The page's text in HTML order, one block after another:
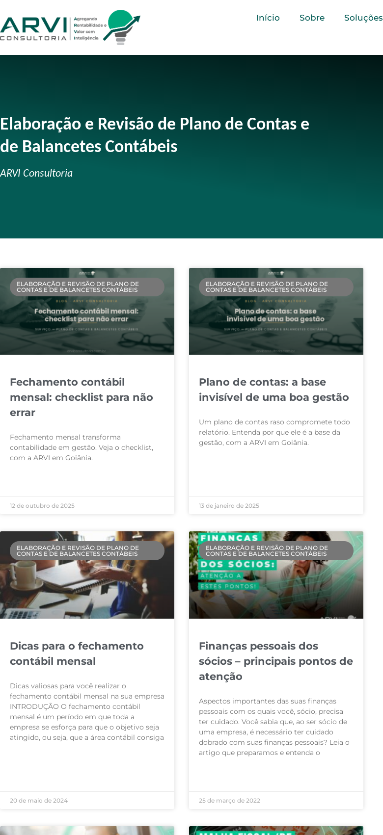
Início Sobre Soluções
Elaboração e Revisão de Plano de Contas e
de Balancetes Contábeis
ARVI Consultoria
ELABORAÇÃO E REVISÃO DE PLANO DE
CONTAS E DE BALANCETES CONTÁBEIS
Fechamento contábil
mensal: checklist para não
errar
Fechamento mensal transforma
contabilidade em gestão. Veja o checklist,
com a ARVI em Goiânia.
12 de outubro de 2025
ELABORAÇÃO E REVISÃO DE PLANO DE
CONTAS E DE BALANCETES CONTÁBEIS
Plano de contas: a base
invisível de uma boa gestão
Um plano de contas raso compromete todo
relatório. Entenda por que ele é a base da
gestão, com a ARVI em Goiânia.
13 de janeiro de 2025
ELABORAÇÃO E REVISÃO DE PLANO DE
CONTAS E DE BALANCETES CONTÁBEIS
Dicas para o fechamento
contábil mensal
Dicas valiosas para você realizar o
fechamento contábil mensal na sua empresa
INTRODUÇÃO O fechamento contábil
mensal é um período em que toda a
empresa se esforça para que o objetivo seja
atingido, ou seja, que a área contábil consiga
20 de maio de 2024
ELABORAÇÃO E REVISÃO DE PLANO DE
CONTAS E DE BALANCETES CONTÁBEIS
Finanças pessoais dos
sócios – principais pontos de
atenção
Aspectos importantes das suas finanças
pessoais com os quais você, sócio, precisa
ter cuidado. Você sabia que, ao ser sócio de
uma empresa, é necessário ter cuidado
dobrado com suas finanças pessoais? Leia o
artigo que preparamos e entenda o
25 de março de 2022